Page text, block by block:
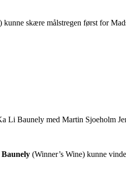
kunne skære målstregen først for
(Winner’s Wine) kunne